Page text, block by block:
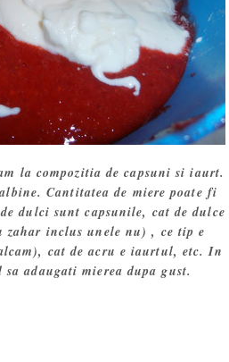
la compozitia de capsuni si iaurt.
Cantitatea de miere poate fi
dulci sunt capsunile, cat de dulce
zahar inclus unele nu) , ce tip e
cat de acru e iaurtul, etc. In
sa adaugati mierea dupa gust.